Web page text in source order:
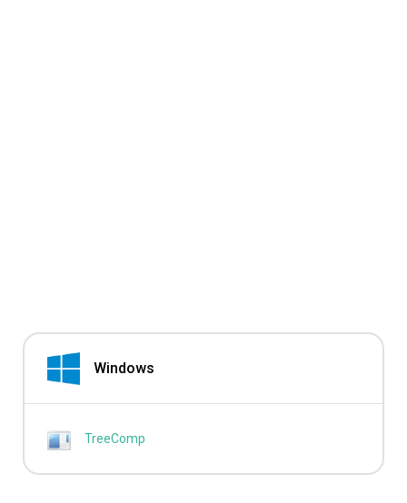
Windows
TreeComp